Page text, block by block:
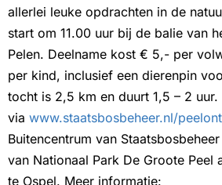
allerlei leuke opdrachten in de
start om 11.00 uur bij de balie van
Pelen. Deelname kost € 5,- per
per kind, inclusief een dierenpin
tocht is 2,5 km en duurt 1,5 – 2 uur.
via www.staatsbosbeheer.nl/
Buitencentrum van
van Nationaal Park De Groote Peel
te Ospel. Meer informatie: